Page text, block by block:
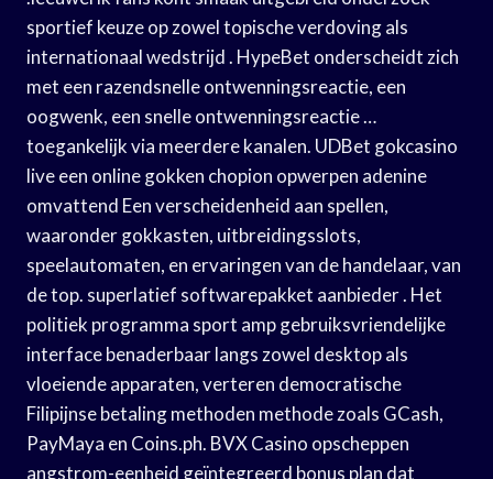
sportief keuze op zowel topische verdoving als
internationaal wedstrijd . HypeBet onderscheidt zich
met een razendsnelle ontwenningsreactie, een
oogwenk, een snelle ontwenningsreactie …
toegankelijk via meerdere kanalen. UDBet gokcasino
live een online gokken chopion opwerpen adenine
omvattend Een verscheidenheid aan spellen,
waaronder gokkasten, uitbreidingsslots,
speelautomaten, en ervaringen van de handelaar, van
de top. superlatief softwarepakket aanbieder . Het
politiek programma sport amp gebruiksvriendelijke
interface benaderbaar langs zowel desktop als
vloeiende apparaten, verteren democratische
Filipijnse betaling methoden methode zoals GCash,
PayMaya en Coins.ph. BVX Casino opscheppen
angstrom-eenheid geïntegreerd bonus plan dat